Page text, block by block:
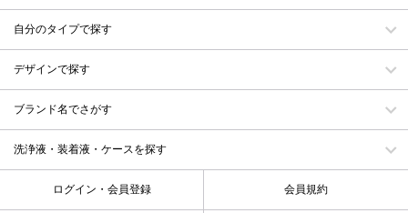
自分のタイプで探す
デザインで探す
ブランド名でさがす
洗浄液・装着液・ケースを探す
ログイン・会員登録 会員規約